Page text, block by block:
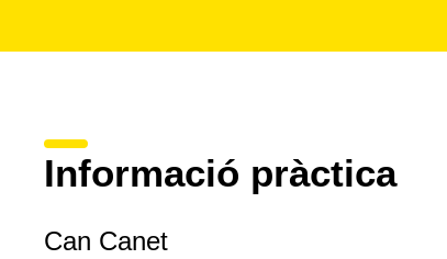
Informació pràctica
Can Canet